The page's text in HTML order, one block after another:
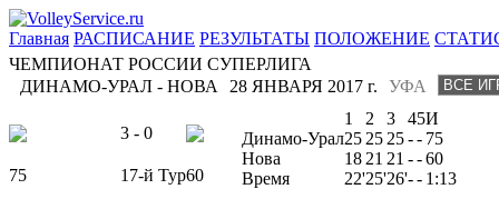
Главная РАСПИСАНИЕ РЕЗУЛЬТАТЫ ПОЛОЖЕНИЕ
ЧЕМПИОНАТ РОССИИ СУПЕРЛИГА
ДИНАМО-УРАЛ - НОВА
УФА
28 ЯНВАРЯ 2017 г.
3 - 0
75 17-й Тур60
1 2 3 45И
Динамо-Урал25 25 25-- 75
Нова
18 21 21 --60
Время
22'25'26'-- 1:13